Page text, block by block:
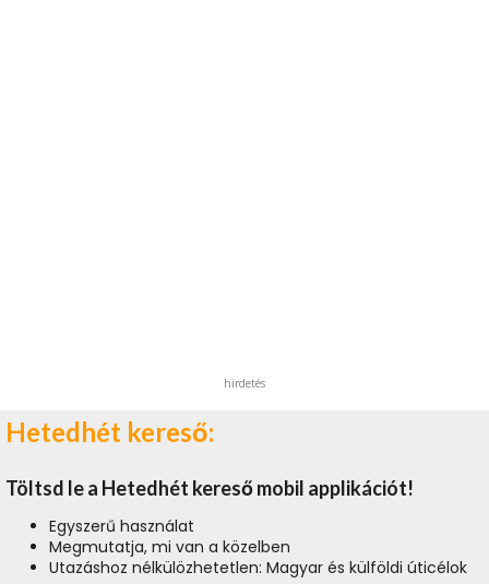
hirdetés
Hetedhét kereső:
Töltsd le a Hetedhét kereső mobil applikációt!
Egyszerű használat
Megmutatja, mi van a közelben
Utazáshoz nélkülözhetetlen: Magyar és külföldi úticélok